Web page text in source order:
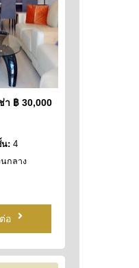
า ฿ 30,000
น: 4
กลาง
อ